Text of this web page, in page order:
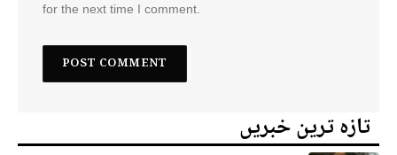
for the next time I comment.
تازہ ترین خبریں